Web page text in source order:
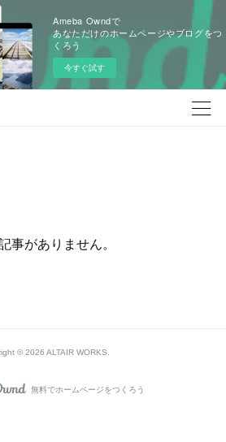
Ameba Owndで
あなただけのホームページやブログをつ
くろう
今すぐ試す
事がありません。
© 2026 ALTAIR WORKS
AmebaOwnd
無料でホームページをつくろう